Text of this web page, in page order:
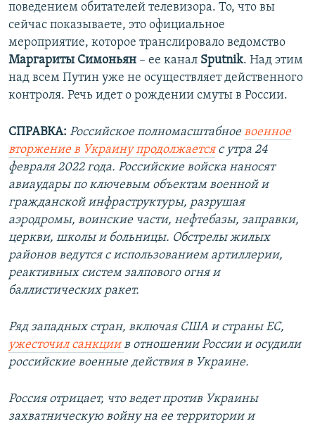
поведением обитателей телевизора. То, что вы
сейчас показываете, это официальное
мероприятие, которое транслировало ведомство
Маргариты Симоньян – ее канал Sputnik. Над этим
над всем Путин уже не осуществляет действенного
контроля. Речь идет о рождении смуты в России.
СПРАВКА: Российское полномасштабноевоенное
вторжение в Украину продолжаетсяс утра 24
февраля 2022 года. Российские войска наносят
авиаудары по ключевым объектам военной и
гражданской инфраструктуры, разрушая
аэродромы, воинские части, нефтебазы, заправки,
церкви, школы и больницы. Обстрелы жилых
районов ведутся с использованием артиллерии,
реактивных систем залпового огня и
баллистических ракет.
Ряд западных стран, включая США и страны ЕС,
ужесточил санкциив отношении России и осудили
российские военные действия в Украине.
Россия отрицает, что ведет против Украины
захватническую войну на ее территории и